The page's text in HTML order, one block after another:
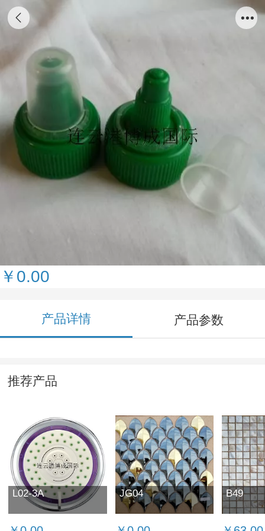
￥0.00
产品详情 产品参数
推荐产品
L02-3A JG04 B49